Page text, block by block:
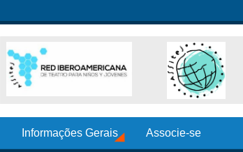
Informações Gerais Associe-se